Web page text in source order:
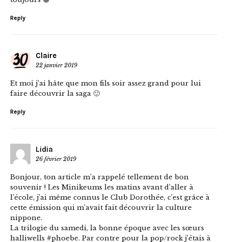
Reply
Claire
22 janvier 2019
Et moi j’ai hâte que mon fils soir assez grand pour lui
faire découvrir la saga 🙂
Reply
Lidia
26 février 2019
Bonjour, ton article m’a rappelé tellement de bon
souvenir ! Les Minikeums les matins avant d’aller à
l’école, j’ai même connus le Club Dorothée, c’est grâce à
cette émission qui m’avait fait découvrir la culture
nippone.
La trilogie du samedi, la bonne époque avec les sœurs
halliwells #phoebe. Par contre pour la pop/rock j’étais à